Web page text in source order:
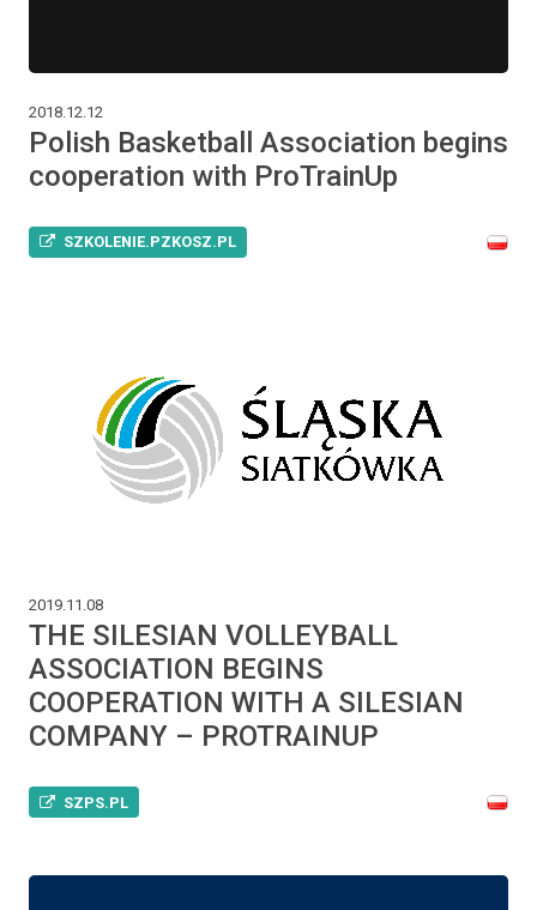
2018.12.12
Polish Basketball Association begins
cooperation with ProTrainUp
SZKOLENIE.PZKOSZ.PL
2019.11.08
THE SILESIAN VOLLEYBALL
ASSOCIATION BEGINS
COOPERATION WITH A SILESIAN
COMPANY – PROTRAINUP
SZPS.PL